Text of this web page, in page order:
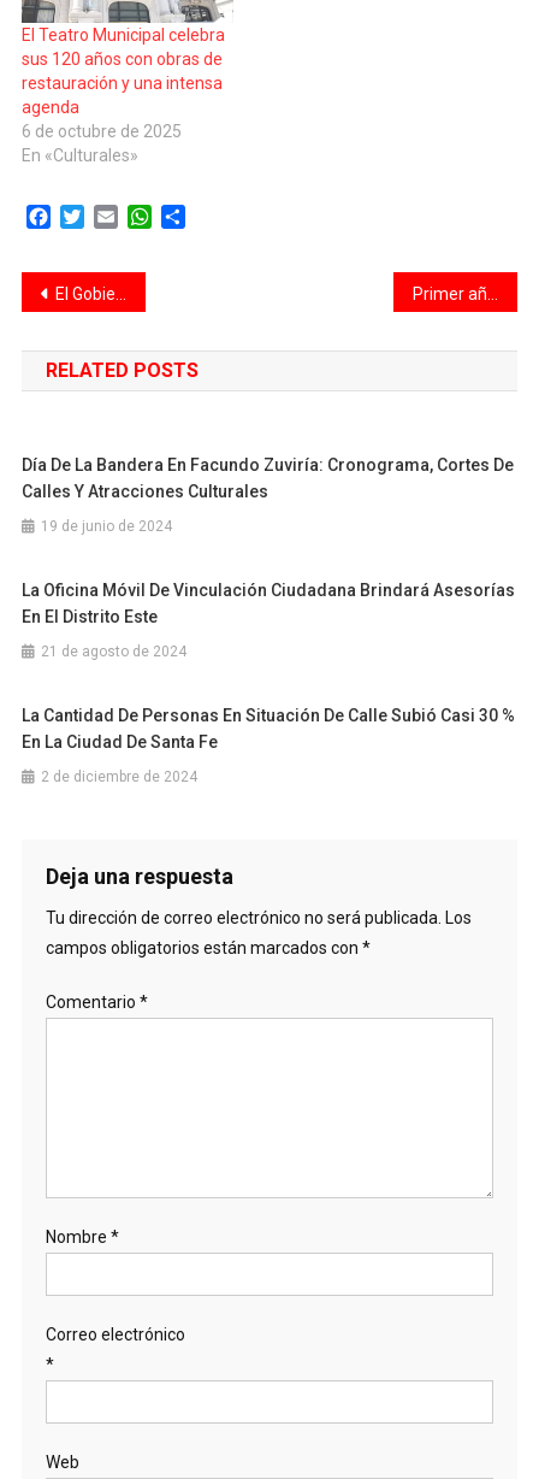
aniversario de la…
El Teatro Municipal celebra
sus 120 años con obras de
restauración y una intensa
agenda
6 de octubre de 2025
En «Culturales»
Facebook
TwitterEmail WhatsApp
Navegación
de
entradas
El Gobierno extendió un programa de inserción laboral para titulares de planes sociales creado por Massa
RELATED POSTS
Día De La Bandera En Facundo Zuviría: Cronograma, Cortes De
Calles Y Atracciones Culturales
19 de junio de 2024
La Oficina Móvil De Vinculación Ciudadana Brindará Asesorías
En El Distrito Este
21 de agosto de 2024
La Cantidad De Personas En Situación De Calle Subió Casi 30 %
En La Ciudad De Santa Fe
2 de diciembre de 2024
Deja una respuesta
Tu dirección de correo electrónico no será publicada. Los
campos obligatorios están marcados con *
Comentario *
Nombre *
Correo electrónico
*
Web